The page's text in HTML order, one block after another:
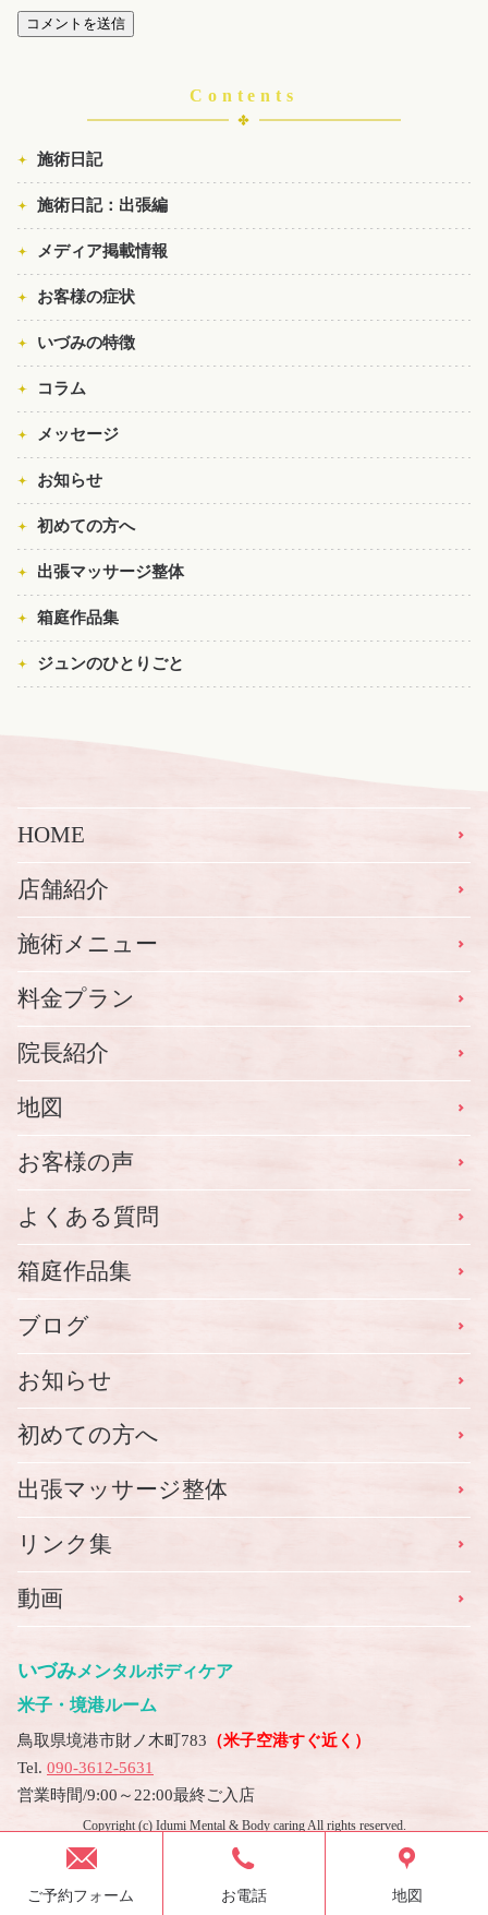
Contents
施術日記
施術日記：出張編
メディア掲載情報
お客様の症状
いづみの特徴
コラム
メッセージ
お知らせ
初めての方へ
出張マッサージ整体
箱庭作品集
ジュンのひとりごと
いづみメンタルボディケア
米子・境港ルーム
鳥取県境港市財ノ木町783 （米子空港すぐ近く）
Tel. 090-3612-5631
営業時間/9:00～22:00最終ご入店
HOME
店舗紹介
施術メニュー
料金プラン
院長紹介
地図
お客様の声
よくある質問
箱庭作品集
ブログ
お知らせ
初めての方へ
出張マッサージ整体
リンク集
動画
Copyright (c) Idumi Mental & Body caring All rights reserved.
ご予約フォーム お電話 地図